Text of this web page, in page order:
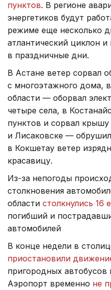
пунктов. В регионе
энергетиков будут
режиме еще несколько
атлантический циклон
в праздничные дни.
В Астане ветер сорвал
с многоэтажного дома,
области — оборвал
четыре села, в
пунктов и сорвал
и Лисаковске —
в Кокшетау ветер
красавицу.
Из-за непогоды
столкновения
области столкнулись 16
погибший и
автомобилей
В конце недели в
приостановили
пригородных автобусов
Аэропорт временно не